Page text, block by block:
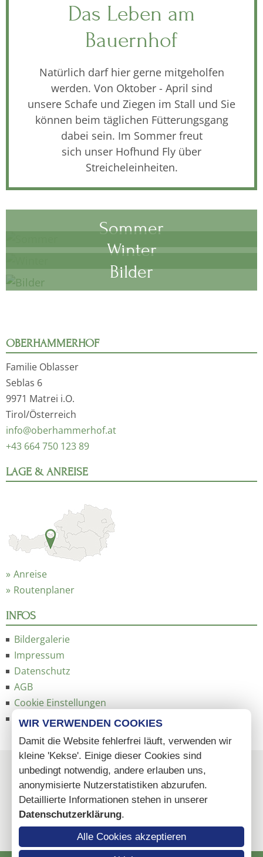
Das Leben am
Bauernhof
Natürlich darf hier gerne mitgeholfen
werden. Von Oktober - April sind
unsere Schafe und Ziegen im Stall und Sie
können beim täglichen Fütterungsgang
dabei sein. Im Sommer freut
sich unser Hofhund Fly über
Streicheleinheiten.
Sommer
Winter
Bilder
OBERHAMMERHOF
Familie Oblasser
Seblas 6
9971 Matrei i.O.
Tirol/Österreich
info@oberhammerhof.at
+43 664 750 123 89
LAGE & ANREISE
Anreise
Routenplaner
INFOS
Bildergalerie
Impressum
Datenschutz
AGB
Cookie Einstellungen
Sitemap
WIR VERWENDEN COOKIES
Damit die Website fehlerfrei läuft, verwenden wir
kleine 'Kekse'. Einige dieser Cookies sind
unbedingt notwendig, andere erlauben uns,
anonymisierte Nutzerstatistiken abzurufen.
Detaillierte Informationen stehen in unserer
Datenschutzerklärung.
Alle Cookies akzeptieren